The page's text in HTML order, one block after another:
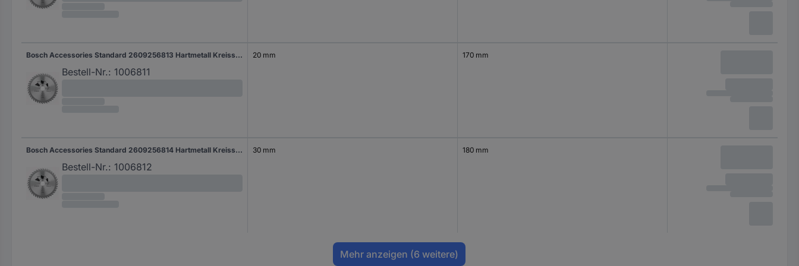
Bosch Accessories Standard 2609256813 Hartmetall Kreissägeblatt 170 x 20 mm Zähneanzahl: 40 1 St.
Bestell-Nr.: 1006811
20 mm 170 mm
Bosch Accessories Standard 2609256814 Hartmetall Kreissägeblatt 180 x 30 mm Zähneanzahl: 24 1 St.
Bestell-Nr.: 1006812
30 mm 180 mm
Mehr anzeigen (6 weitere)